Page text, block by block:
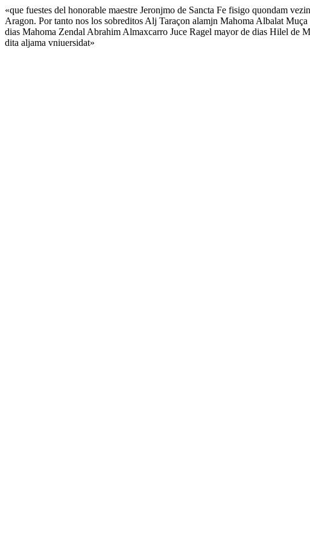
«que fuestes del honorable maestre Jeronjmo de Sancta Fe fisigo quondam
Aragon. Por tanto nos los sobreditos Alj Taraçon alamjn Mahoma Albalat
dias Mahoma Zendal Abrahim Almaxcarro Juce Ragel mayor de dias Hilel de
dita aljama vniuersidat»